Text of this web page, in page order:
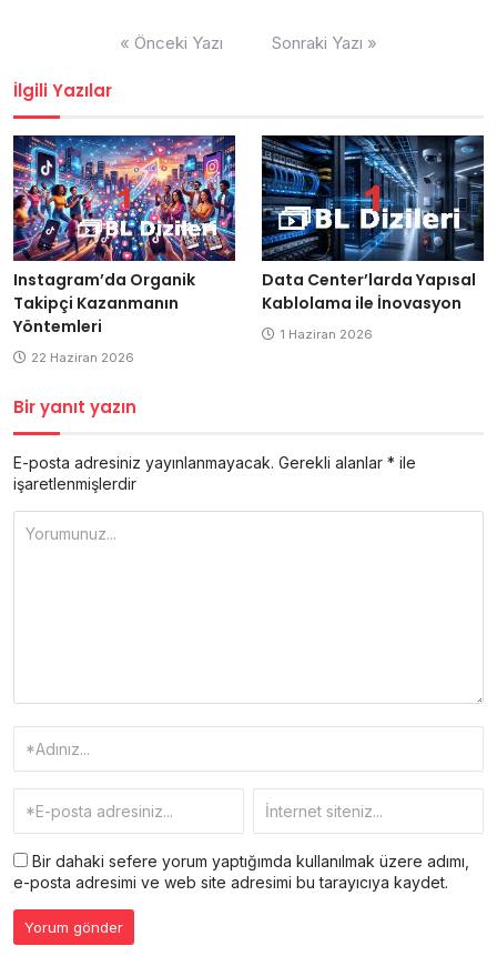
« Önceki Yazı Sonraki Yazı »
İlgili Yazılar
Instagram’da Organik
Takipçi Kazanmanın
Yöntemleri
22 Haziran 2026
Data Center’larda Yapısal
Kablolama ile İnovasyon
1 Haziran 2026
Bir yanıt yazın
E-posta adresiniz yayınlanmayacak. Gerekli alanlar * ile
işaretlenmişlerdir
Bir dahaki sefere yorum yaptığımda kullanılmak üzere adımı,
e-posta adresimi ve web site adresimi bu tarayıcıya kaydet.